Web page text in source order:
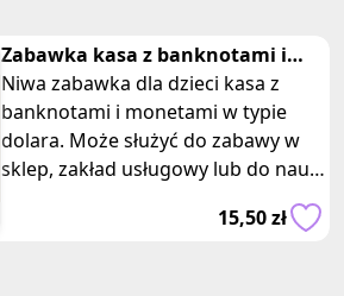
Zabawka kasa z banknotami i
monetami dolary
Niwa zabawka dla dzieci kasa z
banknotami i monetami w typie
dolara. Może służyć do zabawy w
sklep, zakład usługowy lub do nauki
15,50 zł